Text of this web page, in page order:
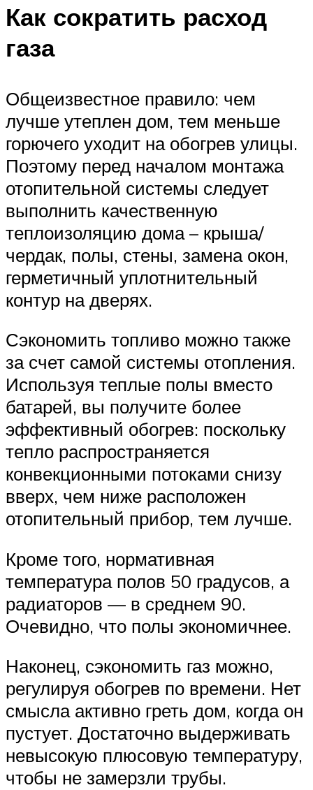
Как сократить расход
газа
Общеизвестное правило: чем
лучше утеплен дом, тем меньше
горючего уходит на обогрев улицы.
Поэтому перед началом монтажа
отопительной системы следует
выполнить качественную
теплоизоляцию дома – крыша/
чердак, полы, стены, замена окон,
герметичный уплотнительный
контур на дверях.
Сэкономить топливо можно также
за счет самой системы отопления.
Используя теплые полы вместо
батарей, вы получите более
эффективный обогрев: поскольку
тепло распространяется
конвекционными потоками снизу
вверх, чем ниже расположен
отопительный прибор, тем лучше.
Кроме того, нормативная
температура полов 50 градусов, а
радиаторов — в среднем 90.
Очевидно, что полы экономичнее.
Наконец, сэкономить газ можно,
регулируя обогрев по времени. Нет
смысла активно греть дом, когда он
пустует. Достаточно выдерживать
невысокую плюсовую температуру,
чтобы не замерзли трубы.